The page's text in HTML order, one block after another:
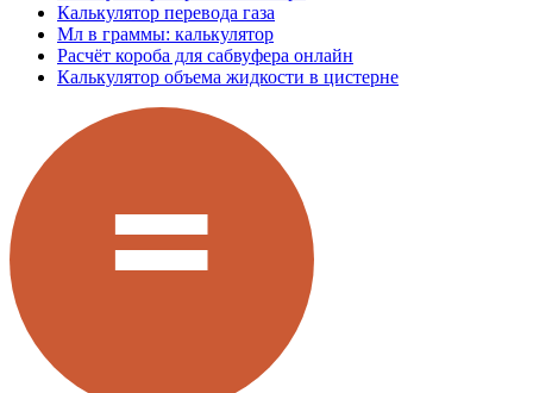
Калькулятор перевода газа
Мл в граммы: калькулятор
Расчёт короба для сабвуфера онлайн
Калькулятор объема жидкости в цистерне